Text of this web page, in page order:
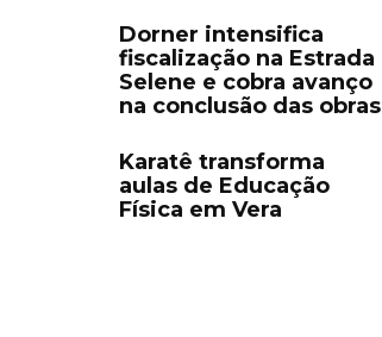
Dorner intensifica
fiscalização na Estrada
Selene e cobra avanço
na conclusão das obras
Karatê transforma
aulas de Educação
Física em Vera